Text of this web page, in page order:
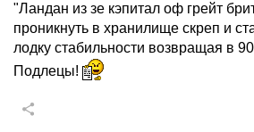
"Ландан из зе кэпитал оф грейт
проникнуть в хранилище скреп и
лодку стабильности возвращая в
Подлецы!